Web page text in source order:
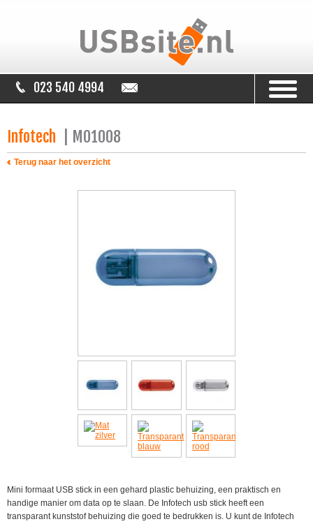
023 540 4994
Infotech | MO1008
Terug naar het overzicht
Mini formaat USB stick in een gehard plastic behuizing, een praktisch en
handige manier om data op te slaan. De Infotech usb stick heeft een
transparant kunststof behuizing die goed te bedrukken is. U kunt de Infotech